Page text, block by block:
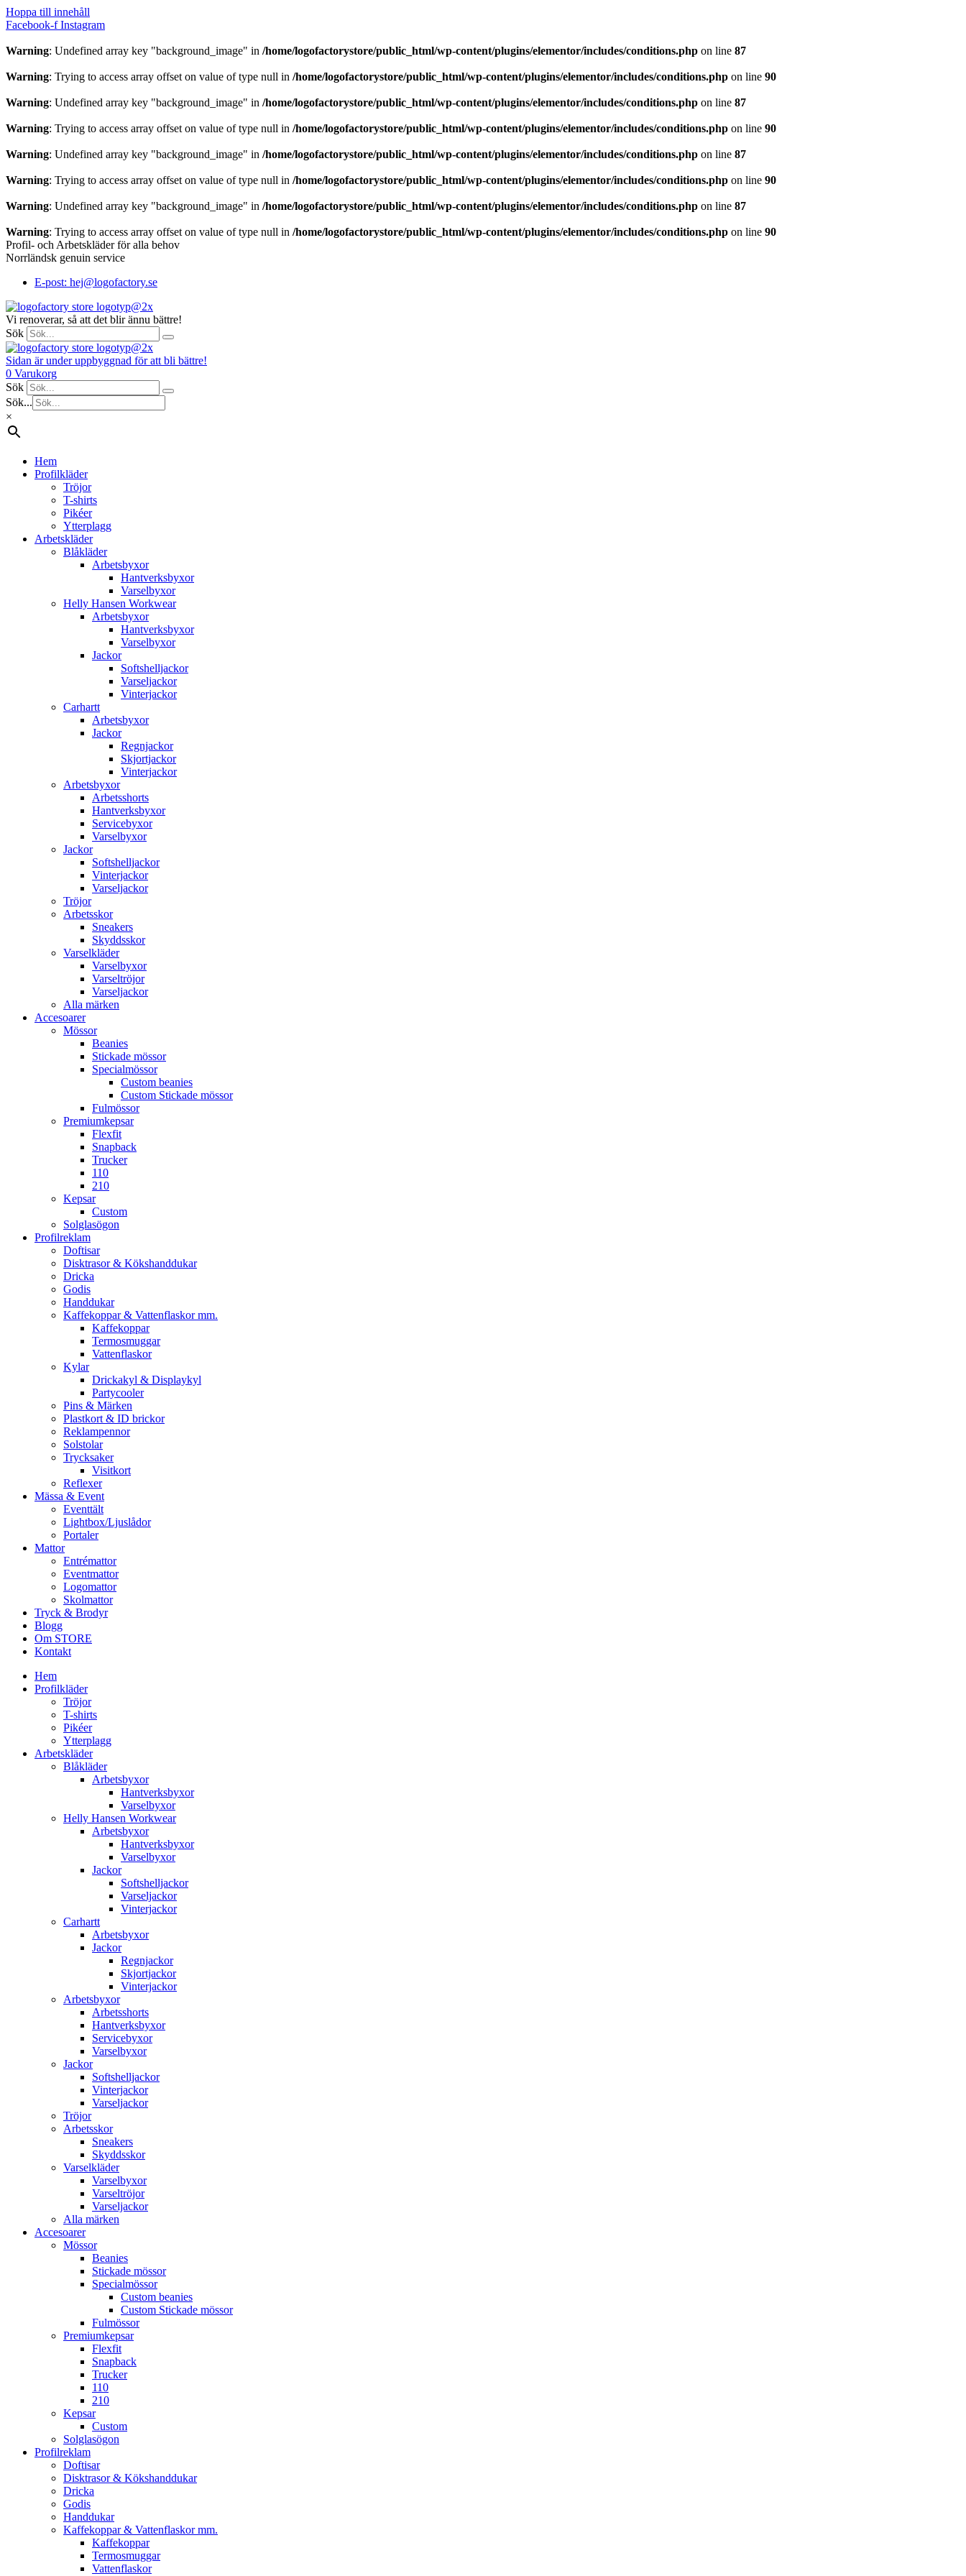
Hoppa till innehåll
Facebook-f Instagram
Warning: Undefined array key "background_image" in /home/logofactorystore/public_html/wp-content/plugins/elementor/includes/conditions.php on line 87
Warning: Trying to access array offset on value of type null in /home/logofactorystore/public_html/wp-content/plugins/elementor/includes/conditions.php on line 90
Warning: Undefined array key "background_image" in /home/logofactorystore/public_html/wp-content/plugins/elementor/includes/conditions.php on line 87
Warning: Trying to access array offset on value of type null in /home/logofactorystore/public_html/wp-content/plugins/elementor/includes/conditions.php on line 90
Warning: Undefined array key "background_image" in /home/logofactorystore/public_html/wp-content/plugins/elementor/includes/conditions.php on line 87
Warning: Trying to access array offset on value of type null in /home/logofactorystore/public_html/wp-content/plugins/elementor/includes/conditions.php on line 90
Warning: Undefined array key "background_image" in /home/logofactorystore/public_html/wp-content/plugins/elementor/includes/conditions.php on line 87
Warning: Trying to access array offset on value of type null in /home/logofactorystore/public_html/wp-content/plugins/elementor/includes/conditions.php on line 90
Profil- och Arbetskläder för alla behov
Norrländsk genuin service
E-post: hej@logofactory.se
Vi renoverar, så att det blir ännu bättre!
Sök
Sidan är under uppbyggnad för att bli bättre!
0 Varukorg
Sök
Sök...
×
Hem
Profilkläder
Tröjor
T-shirts
Pikéer
Ytterplagg
Arbetskläder
Blåkläder
Arbetsbyxor
Hantverksbyxor
Varselbyxor
Helly Hansen Workwear
Arbetsbyxor
Hantverksbyxor
Varselbyxor
Jackor
Softshelljackor
Varseljackor
Vinterjackor
Carhartt
Arbetsbyxor
Jackor
Regnjackor
Skjortjackor
Vinterjackor
Arbetsbyxor
Arbetsshorts
Hantverksbyxor
Servicebyxor
Varselbyxor
Jackor
Softshelljackor
Vinterjackor
Varseljackor
Tröjor
Arbetsskor
Sneakers
Skyddsskor
Varselkläder
Varselbyxor
Varseltröjor
Varseljackor
Alla märken
Accesoarer
Mössor
Beanies
Stickade mössor
Specialmössor
Custom beanies
Custom Stickade mössor
Fulmössor
Premiumkepsar
Flexfit
Snapback
Trucker
110
210
Kepsar
Custom
Solglasögon
Profilreklam
Doftisar
Disktrasor & Kökshanddukar
Dricka
Godis
Handdukar
Kaffekoppar & Vattenflaskor mm.
Kaffekoppar
Termosmuggar
Vattenflaskor
Kylar
Drickakyl & Displaykyl
Partycooler
Pins & Märken
Plastkort & ID brickor
Reklampennor
Solstolar
Trycksaker
Visitkort
Reflexer
Mässa & Event
Eventtält
Lightbox/Ljuslådor
Portaler
Mattor
Entrémattor
Eventmattor
Logomattor
Skolmattor
Tryck & Brodyr
Blogg
Om STORE
Kontakt
Hem
Profilkläder
Tröjor
T-shirts
Pikéer
Ytterplagg
Arbetskläder
Blåkläder
Arbetsbyxor
Hantverksbyxor
Varselbyxor
Helly Hansen Workwear
Arbetsbyxor
Hantverksbyxor
Varselbyxor
Jackor
Softshelljackor
Varseljackor
Vinterjackor
Carhartt
Arbetsbyxor
Jackor
Regnjackor
Skjortjackor
Vinterjackor
Arbetsbyxor
Arbetsshorts
Hantverksbyxor
Servicebyxor
Varselbyxor
Jackor
Softshelljackor
Vinterjackor
Varseljackor
Tröjor
Arbetsskor
Sneakers
Skyddsskor
Varselkläder
Varselbyxor
Varseltröjor
Varseljackor
Alla märken
Accesoarer
Mössor
Beanies
Stickade mössor
Specialmössor
Custom beanies
Custom Stickade mössor
Fulmössor
Premiumkepsar
Flexfit
Snapback
Trucker
110
210
Kepsar
Custom
Solglasögon
Profilreklam
Doftisar
Disktrasor & Kökshanddukar
Dricka
Godis
Handdukar
Kaffekoppar & Vattenflaskor mm.
Kaffekoppar
Termosmuggar
Vattenflaskor